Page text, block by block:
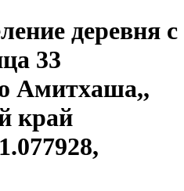
деревня с
33
Амитхаша,,
край